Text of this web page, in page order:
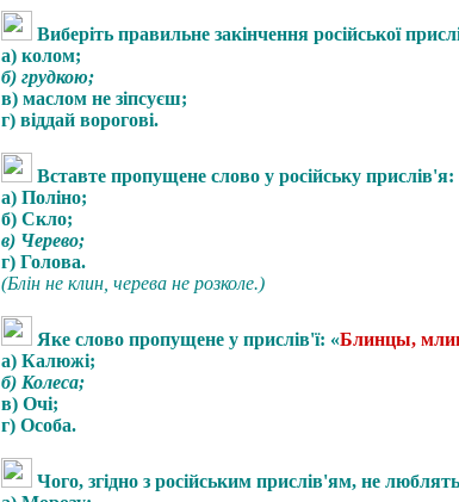
Виберіть правильне закінчення російської
а) колом;
б) грудкою;
в) маслом не зіпсуєш;
г) віддай ворогові.
Вставте пропущене слово у російську прислів'я:
а) Поліно;
б) Скло;
в) Черево;
г) Голова.
(Блін не клин, черева не розколе.)
Яке слово пропущене у прислів'ї: «Блинцы,
а) Калюжі;
б) Колеса;
в) Очі;
г) Особа.
Чого, згідно з російським прислів'ям, не люблять